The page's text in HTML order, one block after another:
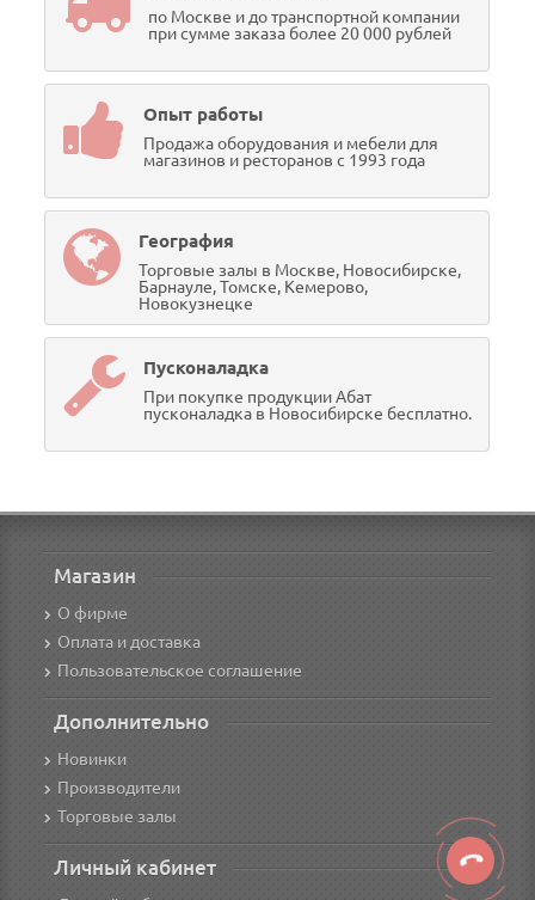
по Москве и до транспортной компании
при сумме заказа более 20 000 рублей
Опыт работы
Продажа оборудования и мебели для
магазинов и ресторанов с 1993 года
География
Торговые залы в Москве, Новосибирске,
Барнауле, Томске, Кемерово,
Новокузнецке
Пусконаладка
При покупке продукции Абат
пусконаладка в Новосибирске бесплатно.
Магазин
О фирме
Оплата и доставка
Пользовательское соглашение
Дополнительно
Новинки
Производители
Торговые залы
Личный кабинет